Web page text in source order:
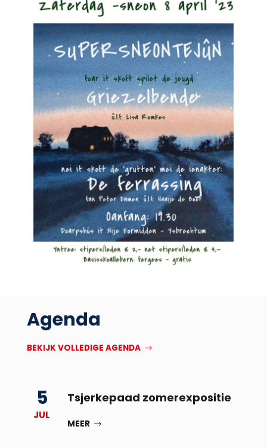
Agenda
BEKIJK VOLLEDIGE AGENDA
5
JUL
Tsjerkepaad zomerexpositie
MEER